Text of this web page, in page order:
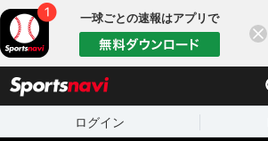
一球ごとの速報はアプリで
ログイン